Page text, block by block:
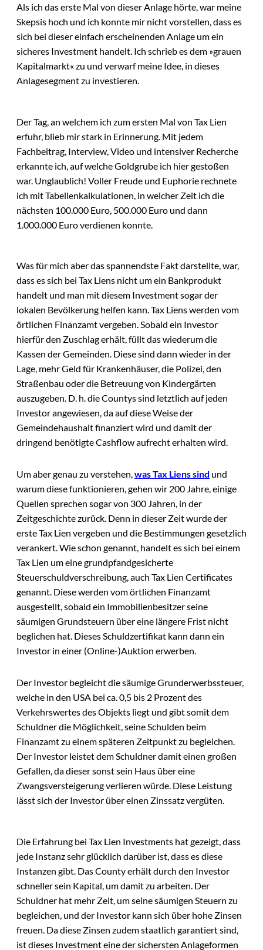
Als ich das erste Mal von dieser Anlage hörte, war meine
Skepsis hoch und ich konnte mir nicht vorstellen, dass es
sich bei dieser einfach erscheinenden Anlage um ein
sicheres Investment handelt. Ich schrieb es dem »grauen
Kapitalmarkt« zu und verwarf meine Idee, in dieses
Anlagesegment zu investieren.
Der Tag, an welchem ich zum ersten Mal von Tax Lien
erfuhr, blieb mir stark in Erinnerung. Mit jedem
Fachbeitrag, Interview, Video und intensiver Recherche
erkannte ich, auf welche Goldgrube ich hier gestoßen
war. Unglaublich! Voller Freude und Euphorie rechnete
ich mit Tabellenkalkulationen, in welcher Zeit ich die
nächsten 100.000 Euro, 500.000 Euro und dann
1.000.000 Euro verdienen konnte.
Was für mich aber das spannendste Fakt darstellte, war,
dass es sich bei Tax Liens nicht um ein Bankprodukt
handelt und man mit diesem Investment sogar der
lokalen Bevölkerung helfen kann. Tax Liens werden vom
örtlichen Finanzamt vergeben. Sobald ein Investor
hierfür den Zuschlag erhält, füllt das wiederum die
Kassen der Gemeinden. Diese sind dann wieder in der
Lage, mehr Geld für Krankenhäuser, die Polizei, den
Straßenbau oder die Betreuung von Kindergärten
auszugeben. D. h. die Countys sind letztlich auf jeden
Investor angewiesen, da auf diese Weise der
Gemeindehaushalt finanziert wird und damit der
dringend benötigte Cashflow aufrecht erhalten wird.
Um aber genau zu verstehen,was Tax Liens sind und
warum diese funktionieren, gehen wir 200 Jahre, einige
Quellen sprechen sogar von 300 Jahren, in der
Zeitgeschichte zurück. Denn in dieser Zeit wurde der
erste Tax Lien vergeben und die Bestimmungen gesetzlich
verankert. Wie schon genannt, handelt es sich bei einem
Tax Lien um eine grundpfandgesicherte
Steuerschuldverschreibung, auch Tax Lien Certificates
genannt. Diese werden vom örtlichen Finanzamt
ausgestellt, sobald ein Immobilienbesitzer seine
säumigen Grundsteuern über eine längere Frist nicht
beglichen hat. Dieses Schuldzertifikat kann dann ein
Investor in einer (Online-)Auktion erwerben.
Der Investor begleicht die säumige Grunderwerbssteuer,
welche in den USA bei ca. 0,5 bis 2 Prozent des
Verkehrswertes des Objekts liegt und gibt somit dem
Schuldner die Möglichkeit, seine Schulden beim
Finanzamt zu einem späteren Zeitpunkt zu begleichen.
Der Investor leistet dem Schuldner damit einen großen
Gefallen, da dieser sonst sein Haus über eine
Zwangsversteigerung verlieren würde. Diese Leistung
lässt sich der Investor über einen Zinssatz vergüten.
Die Erfahrung bei Tax Lien Investments hat gezeigt, dass
jede Instanz sehr glücklich darüber ist, dass es diese
Instanzen gibt. Das County erhält durch den Investor
schneller sein Kapital, um damit zu arbeiten. Der
Schuldner hat mehr Zeit, um seine säumigen Steuern zu
begleichen, und der Investor kann sich über hohe Zinsen
freuen. Da diese Zinsen zudem staatlich garantiert sind,
ist dieses Investment eine der sichersten Anlageformen